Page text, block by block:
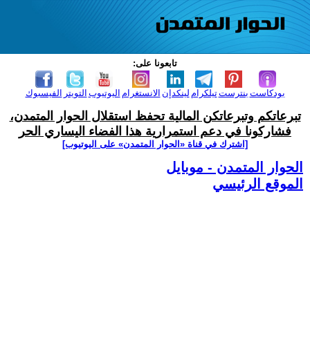
تابعونا على:
الفيسبوك التويتر اليوتيوب الانستغرام لينكدإن تيلكرامبنترست بودكاست
تبرعاتكم وتبرعاتكن المالية تحفظ استقلال الحوار المتمدن،
فشاركونا في دعم استمرارية هذا الفضاء اليساري الحر
[اشترك في قناة ‫«الحوار المتمدن» على اليوتيوب]
الحوار المتمدن - موبايل
الموقع الرئيسي